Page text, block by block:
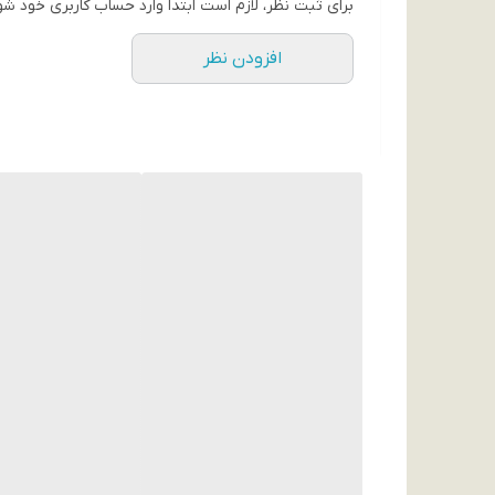
برای ثبت نظر، لازم است ابتدا وارد حساب کاربری خود
افزودن نظر